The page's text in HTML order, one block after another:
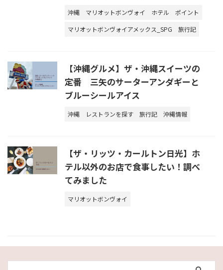
沖縄 マリオットボンヴォイ ホテル
ポイント
マリオットボンヴォイアメックス_SPG
旅行記
【沖縄グルメ】ザ・沖縄スイーツの
定番 三矢のサーターアンダギーと
ブルーシールアイス
沖縄 レストランを探す 旅行記 沖縄情報
【ザ・リッツ・カールトン日光】ホ
テル以外のお店で食事したい！調べ
てみました
マリオットボンヴォイ